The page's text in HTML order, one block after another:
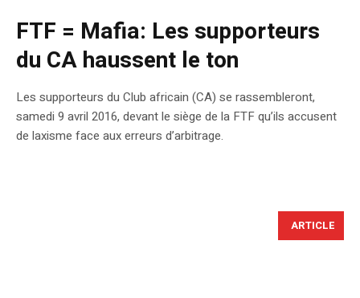
FTF = Mafia: Les supporteurs
du CA haussent le ton
Les supporteurs du Club africain (CA) se rassembleront,
samedi 9 avril 2016, devant le siège de la FTF qu’ils accusent
de laxisme face aux erreurs d’arbitrage.
ARTICLE